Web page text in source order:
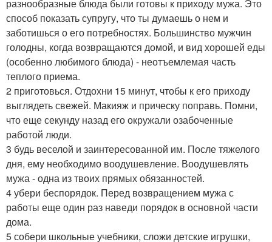
разнообразные блюда были готовы к приходу мужа. Это
способ показать супругу, что ты думаешь о нем и
заботишься о его потребностях. Большинство мужчин
голодны, когда возвращаются домой, и вид хорошей еды
(особенно любимого блюда) - неотъемлемая часть
теплого приема.
2 приготовься. Отдохни 15 минут, чтобы к его приходу
выглядеть свежей. Макияж и прическу поправь. Помни,
что еще секунду назад его окружали озабоченные
работой люди.
3 будь веселой и заинтересованной им. После тяжелого
дня, ему необходимо воодушевление. Воодушевлять
мужа - одна из твоих прямых обязанностей.
4 убери беспорядок. Перед возвращением мужа с
работы еще один раз наведи порядок в основной части
дома.
5 собери школьные учебники, сложи детские игрушки,